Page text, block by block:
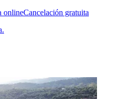
onlineCancelación gratuita